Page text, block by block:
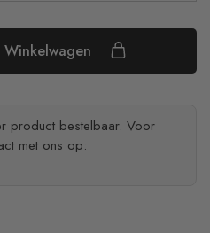
product bestelbaar. Voor
met ons op: